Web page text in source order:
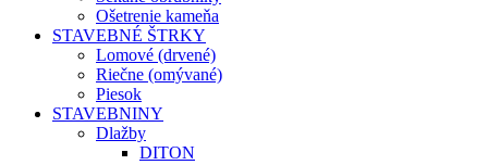
Ošetrenie kameňa
STAVEBNÉ ŠTRKY
Lomové (drvené)
Riečne (omývané)
Piesok
STAVEBNINY
Dlažby
DITON